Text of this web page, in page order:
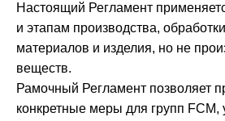
Настоящий Регламент
и этапам производства,
материалов и изделия, но не
веществ.
Рамочный Регламент позволяет
конкретные меры для групп